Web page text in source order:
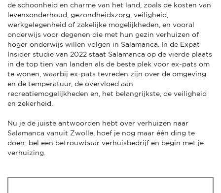
de schoonheid en charme van het land, zoals de kosten van
levensonderhoud, gezondheidszorg, veiligheid,
werkgelegenheid of zakelijke mogelijkheden, en vooral
onderwijs voor degenen die met hun gezin verhuizen of
hoger onderwijs willen volgen in Salamanca. In de Expat
Insider studie van 2022 staat Salamanca op de vierde plaats
in de top tien van landen als de beste plek voor ex-pats om
te wonen, waarbij ex-pats tevreden zijn over de omgeving
en de temperatuur, de overvloed aan
recreatiemogelijkheden en, het belangrijkste, de veiligheid
en zekerheid.
Nu je de juiste antwoorden hebt over verhuizen naar
Salamanca vanuit Zwolle, hoef je nog maar één ding te
doen: bel een betrouwbaar verhuisbedrijf en begin met je
verhuizing.